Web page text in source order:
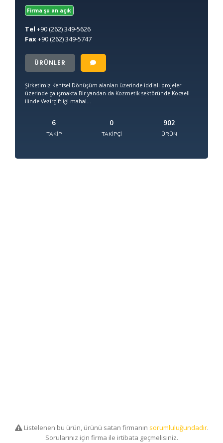
Firma şu an açık
Tel +90(262) 349-5626
Fax+90(262) 349-5747
ÜRÜNLER
Şirketimiz Kentsel Dönüşüm alanları üzerinde iddialı projeler
üzerinde çalışmakta Bir yandan da Kozmetik sektöründe Kocaeli
ilinde Vezirçiftliği mahal...
6
TAKIP
0
TAKIPÇI
902
ÜRÜN
Listelenen bu ürün, ürünü satan firmanın sorumluluğundadır.
Sorularınız için firma ile irtibata geçmelisiniz.